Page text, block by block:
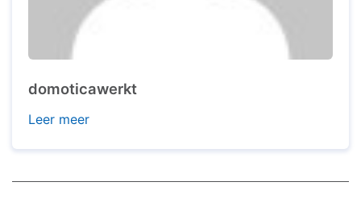
domoticawerkt
Leer meer